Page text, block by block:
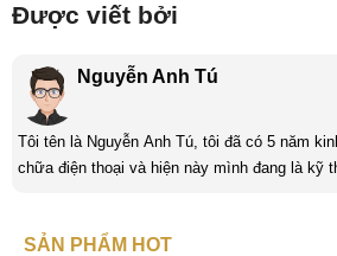
Được viết bởi
Nguyễn Anh Tú
Tôi tên là Nguyễn Anh Tú, tôi đã có 5 năm
chữa điện thoại và hiện này mình đang là kỹ
thách và là một người đam mê công nghệ tôi
SẢN PHẨM HOT